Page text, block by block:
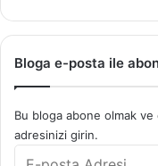
Bloga e-posta ile
Bu bloga abone olmak
adresinizi girin.